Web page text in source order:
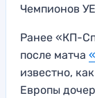
Чемпионов
Ранее «КП-
после матча
известно, как
Европы